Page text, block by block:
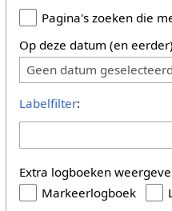
Pagina's zoeken die
Op deze datum (en
Geen datum geselecteerd
Labelfilter:
Extra logboeken
Markeerlogboek